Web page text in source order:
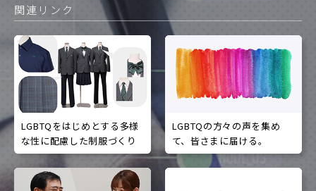
関連リンク
LGBTQをはじめとする多様
な性に配慮した制服づくり
LGBTQの方々の声を集め
て、皆さまに届ける。